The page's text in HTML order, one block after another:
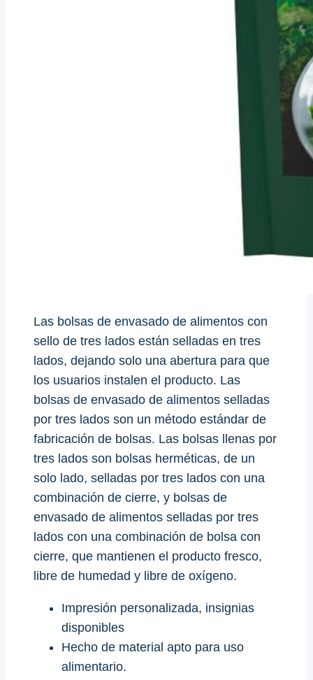
Las bolsas de envasado de alimentos con
sello de tres lados están selladas en tres
lados, dejando solo una abertura para que
los usuarios instalen el producto. Las
bolsas de envasado de alimentos selladas
por tres lados son un método estándar de
fabricación de bolsas. Las bolsas llenas por
tres lados son bolsas herméticas, de un
solo lado, selladas por tres lados con una
combinación de cierre, y bolsas de
envasado de alimentos selladas por tres
lados con una combinación de bolsa con
cierre, que mantienen el producto fresco,
libre de humedad y libre de oxígeno.
Impresión personalizada, insignias
disponibles
Hecho de material apto para uso
alimentario.